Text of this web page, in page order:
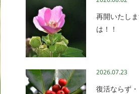
再開いたし
は！！
2026.07.23
復活ならず